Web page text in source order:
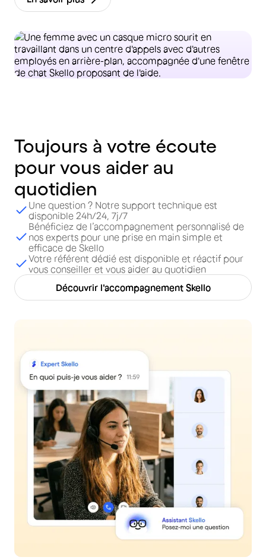
Toujours à votre écoute
pour vous aider au
quotidien
Une question ? Notre support technique est
disponible 24h/24, 7j/7
Bénéficiez de l’accompagnement personnalisé de
nos experts pour une prise en main simple et
efficace de Skello
Votre référent dédié est disponible et réactif pour
vous conseiller et vous aider au quotidien
Découvrir l'accompagnement Skello